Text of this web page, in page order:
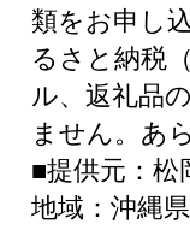
類をお申し
るさと納税
ル、返礼品
ません。あ
■提供元：松
地域：沖縄